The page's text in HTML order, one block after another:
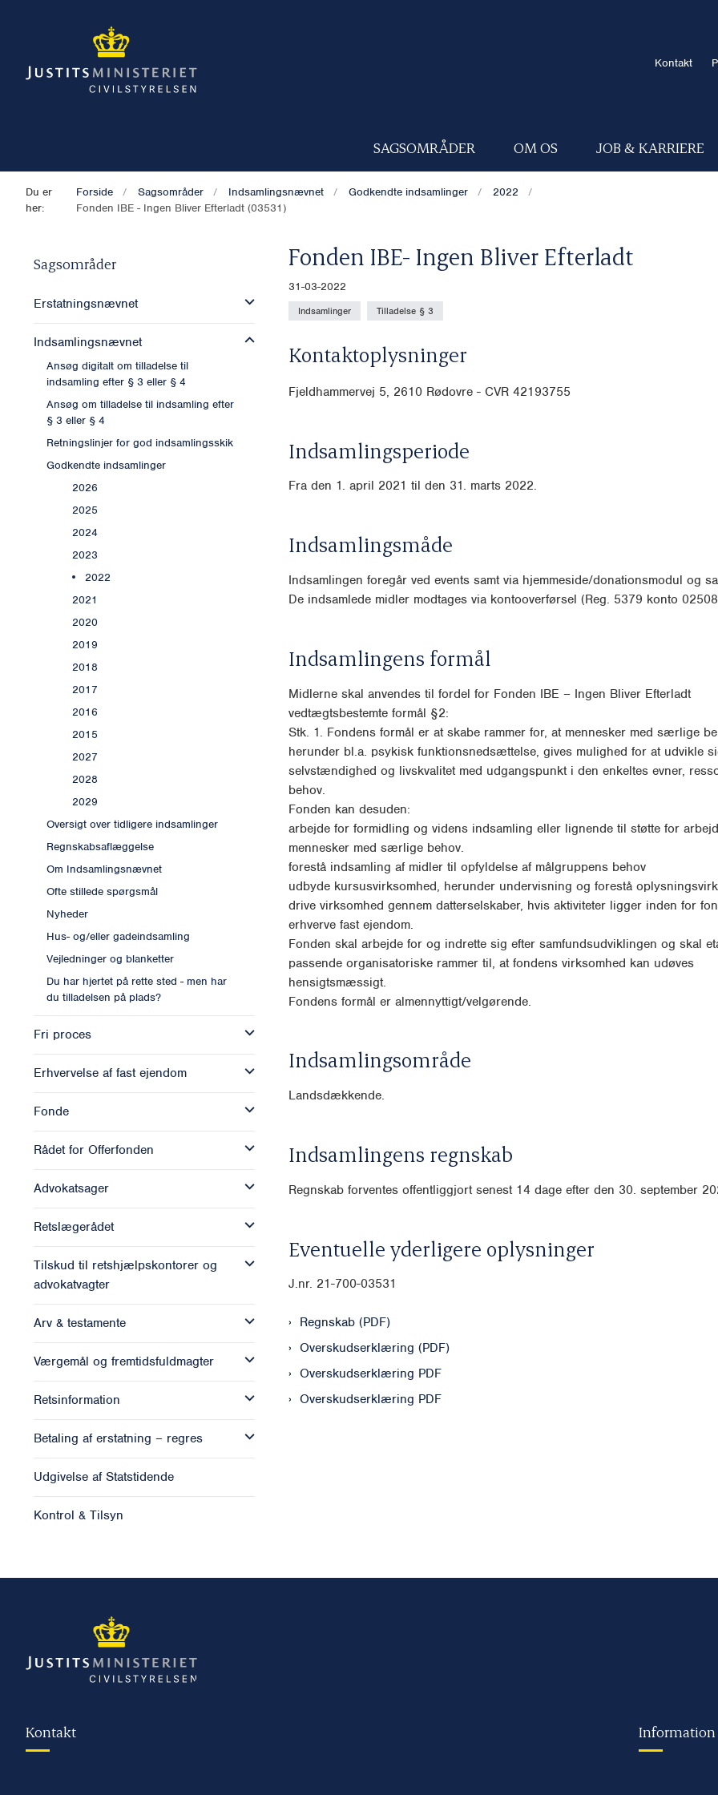
Kontakt
SAGSOMRÅDER OM OS JOB & KARRIERE
Du er
her:
Forside Sagsområder Indsamlingsnævnet Godkendte indsamlinger
2022
Fonden IBE - Ingen Bliver Efterladt (03531)
Sagsområder
Erstatningsnævnet
Indsamlingsnævnet
Ansøg digitalt om tilladelse til
indsamling efter § 3 eller § 4
Ansøg om tilladelse til indsamling efter
§ 3 eller § 4
Retningslinjer for god indsamlingsskik
Godkendte indsamlinger
2026
2025
2024
2023
2022
2021
2020
2019
2018
2017
2016
2015
2027
2028
2029
Oversigt over tidligere indsamlinger
Regnskabsaflæggelse
Om Indsamlingsnævnet
Ofte stillede spørgsmål
Nyheder
Hus- og/eller gadeindsamling
Vejledninger og blanketter
Du har hjertet på rette sted - men har
du tilladelsen på plads?
Fri proces
Erhvervelse af fast ejendom
Fonde
Rådet for Offerfonden
Advokatsager
Retslægerådet
Tilskud til retshjælpskontorer og
advokatvagter
Arv & testamente
Værgemål og fremtidsfuldmagter
Retsinformation
Betaling af erstatning – regres
Udgivelse af Statstidende
Kontrol & Tilsyn
Fonden IBE- Ingen Bliver Efterladt
31-03-2022
Indsamlinger Tilladelse § 3
Kontaktoplysninger
Fjeldhammervej 5, 2610 Rødovre - CVR 42193755
Indsamlingsperiode
Fra den 1. april 2021 til den 31. marts 2022.
Indsamlingsmåde
Indsamlingen foregår ved events samt via hjemmeside/donationsmodul og
De indsamlede midler modtages via kontooverførsel (Reg. 5379 konto
Indsamlingens formål
Midlerne skal anvendes til fordel for Fonden IBE – Ingen Bliver Efterladt
vedtægtsbestemte formål §2:
Stk. 1. Fondens formål er at skabe rammer for, at mennesker med særlige
herunder bl.a. psykisk funktionsnedsættelse, gives mulighed for at udvikle
selvstændighed og livskvalitet med udgangspunkt i den enkeltes evner,
behov.
Fonden kan desuden:
arbejde for formidling og videns indsamling eller lignende til støtte for
mennesker med særlige behov.
forestå indsamling af midler til opfyldelse af målgruppens behov
udbyde kursusvirksomhed, herunder undervisning og forestå
drive virksomhed gennem datterselskaber, hvis aktiviteter ligger inden for
erhverve fast ejendom.
Fonden skal arbejde for og indrette sig efter samfundsudviklingen og skal
passende organisatoriske rammer til, at fondens virksomhed kan udøves
hensigtsmæssigt.
Fondens formål er almennyttigt/velgørende.
Indsamlingsområde
Landsdækkende.
Indsamlingens regnskab
Regnskab forventes offentliggjort senest 14 dage efter den 30. september
Eventuelle yderligere oplysninger
J.nr. 21-700-03531
Regnskab (PDF)
Overskudserklæring (PDF)
Overskudserklæring PDF
Overskudserklæring PDF
Kontakt Information